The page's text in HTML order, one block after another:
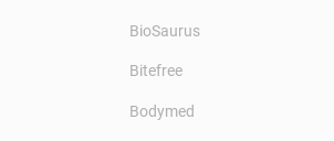
BioSaurus
Bitefree
Bodymed